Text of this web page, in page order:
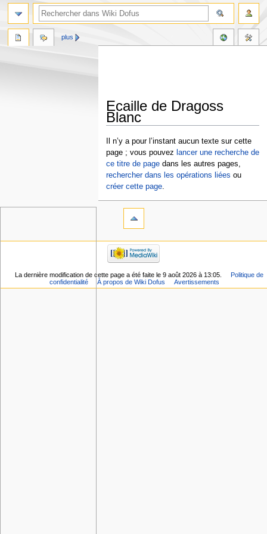
Ecaille de Dragoss
Blanc
Aller
à
la
navigation
Aller
à
la
recherche
Il n’y a pour l’instant aucun texte sur cette
page ; vous pouvez lancer une recherche de
ce titre de pagedans les autres pages,
rechercher dans les opérations liées ou
créer cette page.
plus
La dernière modification de cette page a été faite le 9 août 2026 à 13:05.
Politique de
confidentialité
À propos de Wiki Dofus Avertissements